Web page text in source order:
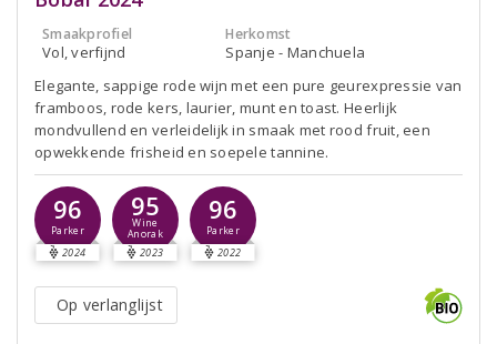
Smaakprofiel
Vol, verfijnd
Herkomst
Spanje - Manchuela
Elegante, sappige rode wijn met een pure geurexpressie van
framboos, rode kers, laurier, munt en toast. Heerlijk
mondvullend en verleidelijk in smaak met rood fruit, een
opwekkende frisheid en soepele tannine.
96
Parker
2024
95
Wine
Anorak
2023
96
Parker
2022
Op verlanglijst